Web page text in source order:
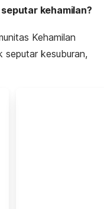
kehamilan?
Kehamilan
seputar kesuburan,